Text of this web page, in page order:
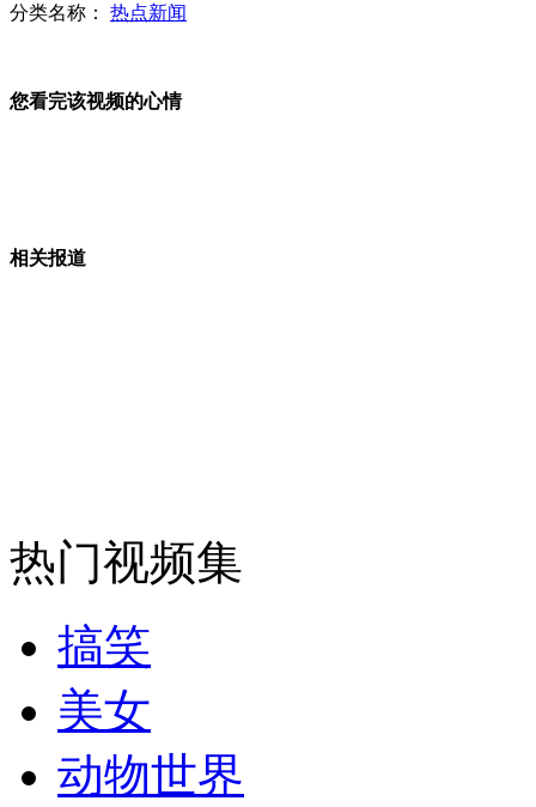
外交部：有关国家言论片面不公正
安徽一实载49人客车翻车
分类名称： 热点新闻
您看完该视频的心情
相关报道
热门视频集
搞笑
美女
动物世界